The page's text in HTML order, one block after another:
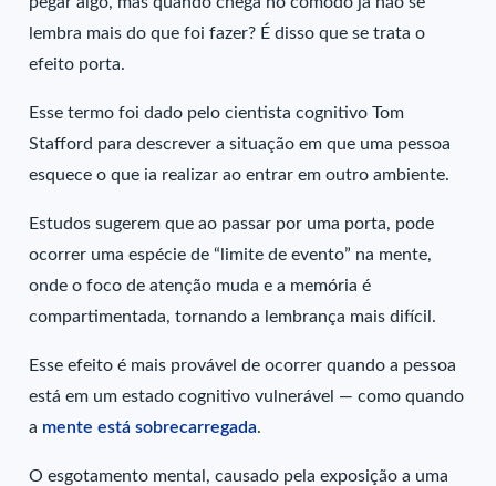
lembra mais do que foi fazer? É disso que se trata o
efeito porta.
Esse termo foi dado pelo cientista cognitivo Tom
Stafford para descrever a situação em que uma pessoa
esquece o que ia realizar ao entrar em outro ambiente.
Estudos sugerem que ao passar por uma porta, pode
ocorrer uma espécie de “limite de evento” na mente,
onde o foco de atenção muda e a memória é
compartimentada, tornando a lembrança mais difícil.
Esse efeito é mais provável de ocorrer quando a pessoa
está em um estado cognitivo vulnerável — como quando
a mente está sobrecarregada.
O esgotamento mental, causado pela exposição a uma